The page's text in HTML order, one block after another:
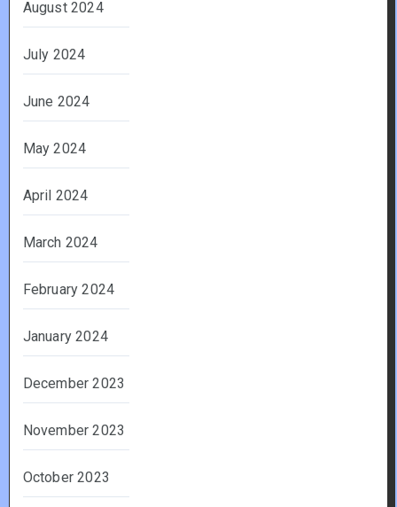
August 2024
July 2024
June 2024
May 2024
April 2024
March 2024
February 2024
January 2024
December 2023
November 2023
October 2023